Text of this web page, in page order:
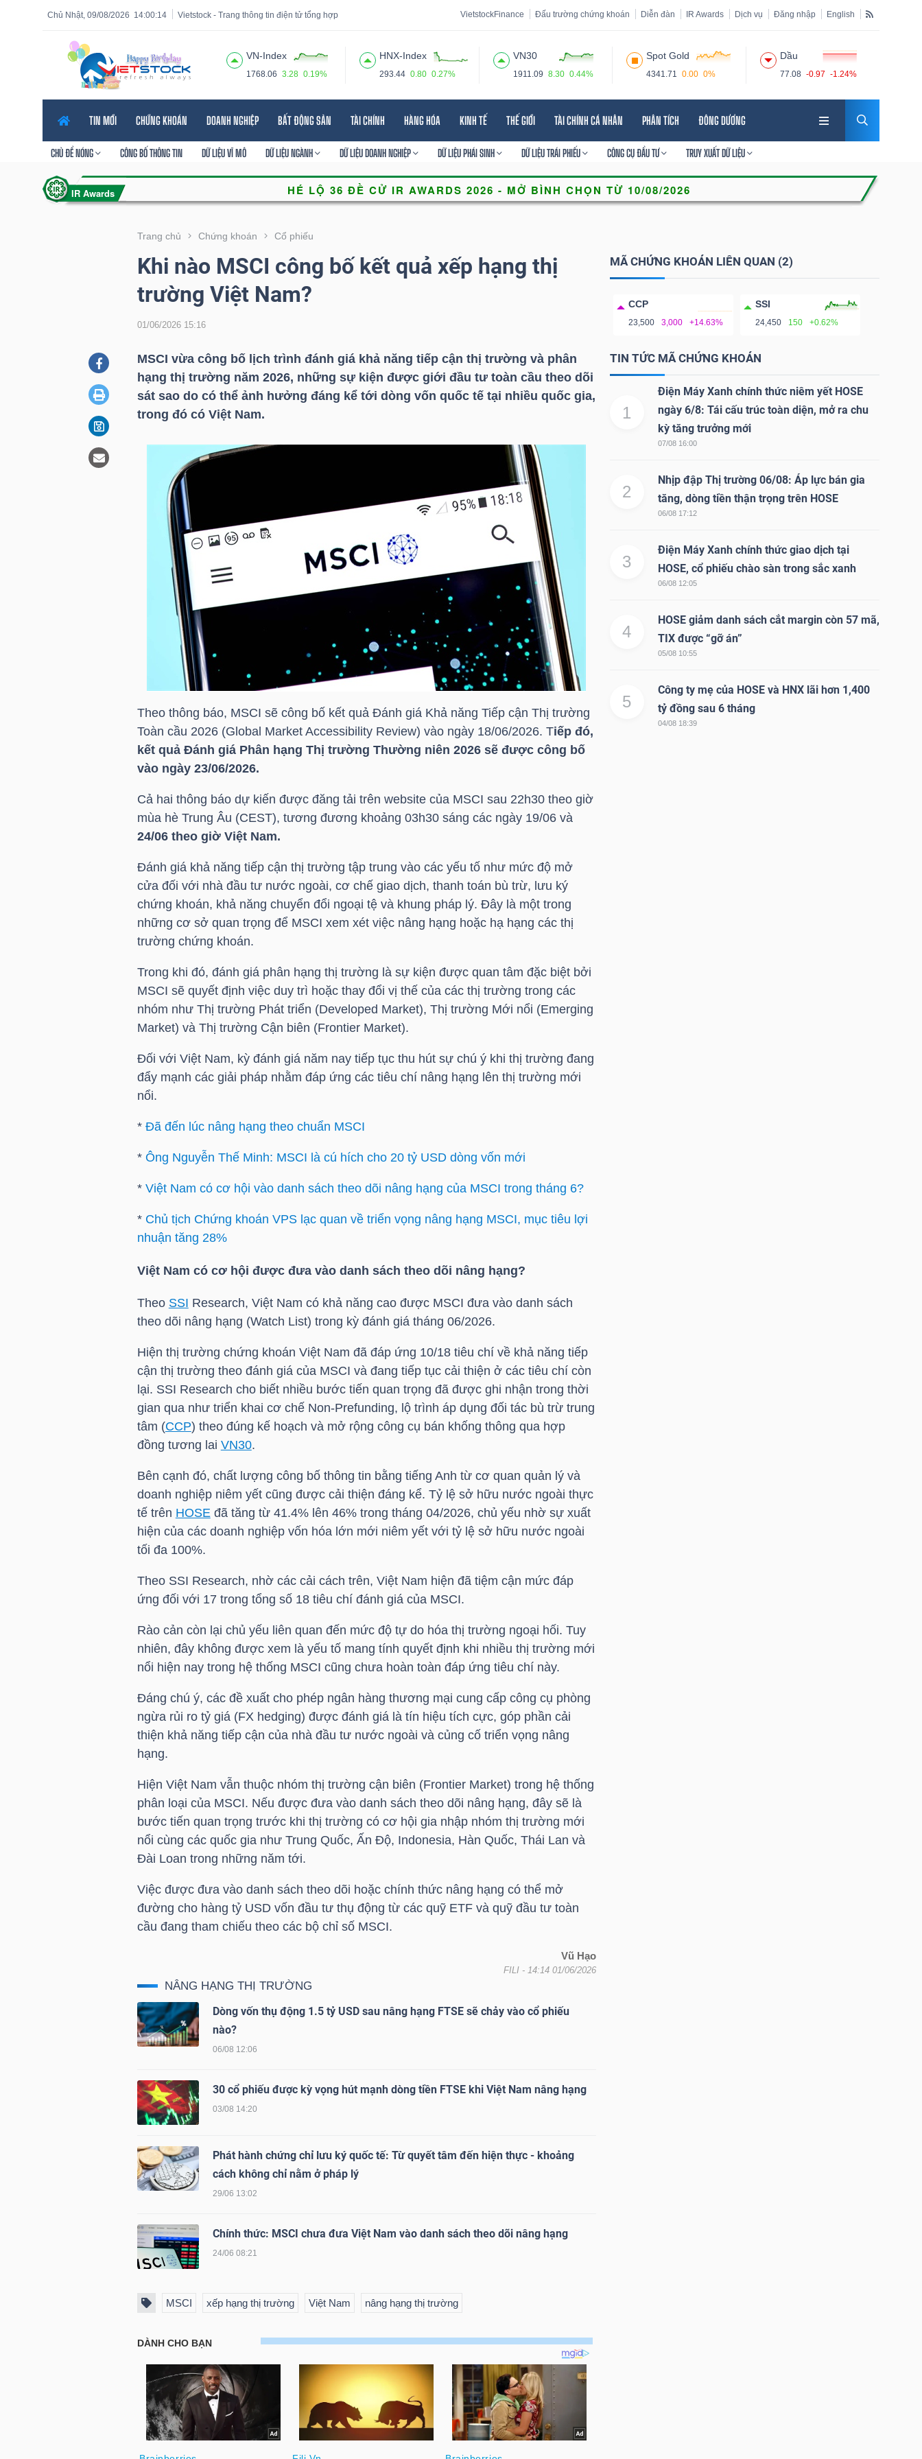
14:00:15
Chủ Nhật, 09/08/2026 Vietstock - Trang thông tin điện tử tổng hợp VietstockFinance Đấu trường chứng khoán Diễn đàn IR Awards Dịch vụ Đăng nhập English
VN-Index
1768.06 3.28 0.19%
HNX-Index
293.44 0.80 0.27%
VN30
1911.09 8.30 0.44%
Spot Gold
4341.71 0.00 0%
Dầu
77.08 -0.97 -1.24%
TIN MỚI CHỨNG KHOÁN DOANH NGHIỆP BẤT ĐỘNG SẢN TÀI CHÍNH HÀNG HÓA KINH TẾ THẾ GIỚI TÀI CHÍNH CÁ NHÂN PHÂN TÍCH ĐÔNG DƯƠNG
CHỦ ĐỀ NÓNG CÔNG BỐ THÔNG TIN DỮ LIỆU VĨ MÔ DỮ LIỆU NGÀNH DỮ LIỆU DOANH NGHIỆP DỮ LIỆU PHÁI SINH DỮ LIỆU TRÁI PHIẾU CÔNG CỤ ĐẦU TƯ TRUY XUẤT DỮ LIỆU
Trang chủ Chứng khoán Cổ phiếu
Khi nào MSCI công bố kết quả xếp hạng thị
trường Việt Nam?
01/06/2026 15:16
MSCI vừa công bố lịch trình đánh giá khả năng tiếp cận thị trường và phân
hạng thị trường năm 2026, những sự kiện được giới đầu tư toàn cầu theo dõi
sát sao do có thể ảnh hưởng đáng kể tới dòng vốn quốc tế tại nhiều quốc gia,
trong đó có Việt Nam.
Theo thông báo, MSCI sẽ công bố kết quả Đánh giá Khả năng Tiếp cận Thị trường
Toàn cầu 2026 (Global Market Accessibility Review) vào ngày 18/06/2026. Tiếp đó,
kết quả Đánh giá Phân hạng Thị trường Thường niên 2026 sẽ được công bố
vào ngày 23/06/2026.
Cả hai thông báo dự kiến được đăng tải trên website của MSCI sau 22h30 theo giờ
mùa hè Trung Âu (CEST), tương đương khoảng 03h30 sáng các ngày 19/06 và
24/06 theo giờ Việt Nam.
Đánh giá khả năng tiếp cận thị trường tập trung vào các yếu tố như mức độ mở
cửa đối với nhà đầu tư nước ngoài, cơ chế giao dịch, thanh toán bù trừ, lưu ký
chứng khoán, khả năng chuyển đổi ngoại tệ và khung pháp lý. Đây là một trong
những cơ sở quan trọng để MSCI xem xét việc nâng hạng hoặc hạ hạng các thị
trường chứng khoán.
Trong khi đó, đánh giá phân hạng thị trường là sự kiện được quan tâm đặc biệt bởi
MSCI sẽ quyết định việc duy trì hoặc thay đổi vị thế của các thị trường trong các
nhóm như Thị trường Phát triển (Developed Market), Thị trường Mới nổi (Emerging
Market) và Thị trường Cận biên (Frontier Market).
Đối với Việt Nam, kỳ đánh giá năm nay tiếp tục thu hút sự chú ý khi thị trường đang
đẩy mạnh các giải pháp nhằm đáp ứng các tiêu chí nâng hạng lên thị trường mới
nổi.
* Đã đến lúc nâng hạng theo chuẩn MSCI
* Ông Nguyễn Thế Minh: MSCI là cú hích cho 20 tỷ USD dòng vốn mới
* Việt Nam có cơ hội vào danh sách theo dõi nâng hạng của MSCI trong tháng 6?
* Chủ tịch Chứng khoán VPS lạc quan về triển vọng nâng hạng MSCI, mục tiêu lợi
nhuận tăng 28%
Việt Nam có cơ hội được đưa vào danh sách theo dõi nâng hạng?
Theo SSI Research, Việt Nam có khả năng cao được MSCI đưa vào danh sách
theo dõi nâng hạng (Watch List) trong kỳ đánh giá tháng 06/2026.
Hiện thị trường chứng khoán Việt Nam đã đáp ứng 10/18 tiêu chí về khả năng tiếp
cận thị trường theo đánh giá của MSCI và đang tiếp tục cải thiện ở các tiêu chí còn
lại. SSI Research cho biết nhiều bước tiến quan trọng đã được ghi nhận trong thời
gian qua như triển khai cơ chế Non-Prefunding, lộ trình áp dụng đối tác bù trừ trung
tâm (CCP) theo đúng kế hoạch và mở rộng công cụ bán khống thông qua hợp
đồng tương lai VN30.
Bên cạnh đó, chất lượng công bố thông tin bằng tiếng Anh từ cơ quan quản lý và
doanh nghiệp niêm yết cũng được cải thiện đáng kể. Tỷ lệ sở hữu nước ngoài thực
tế trên HOSEđã tăng từ 41.4% lên 46% trong tháng 04/2026, chủ yếu nhờ sự xuất
hiện của các doanh nghiệp vốn hóa lớn mới niêm yết với tỷ lệ sở hữu nước ngoài
tối đa 100%.
Theo SSI Research, nhờ các cải cách trên, Việt Nam hiện đã tiệm cận mức đáp
ứng đối với 17 trong tổng số 18 tiêu chí đánh giá của MSCI.
Rào cản còn lại chủ yếu liên quan đến mức độ tự do hóa thị trường ngoại hối. Tuy
nhiên, đây không được xem là yếu tố mang tính quyết định khi nhiều thị trường mới
nổi hiện nay trong hệ thống MSCI cũng chưa hoàn toàn đáp ứng tiêu chí này.
Đáng chú ý, các đề xuất cho phép ngân hàng thương mại cung cấp công cụ phòng
ngừa rủi ro tỷ giá (FX hedging) được đánh giá là tín hiệu tích cực, góp phần cải
thiện khả năng tiếp cận của nhà đầu tư nước ngoài và củng cố triển vọng nâng
hạng.
Hiện Việt Nam vẫn thuộc nhóm thị trường cận biên (Frontier Market) trong hệ thống
phân loại của MSCI. Nếu được đưa vào danh sách theo dõi nâng hạng, đây sẽ là
bước tiến quan trọng trước khi thị trường có cơ hội gia nhập nhóm thị trường mới
nổi cùng các quốc gia như Trung Quốc, Ấn Độ, Indonesia, Hàn Quốc, Thái Lan và
Đài Loan trong những năm tới.
Việc được đưa vào danh sách theo dõi hoặc chính thức nâng hạng có thể mở
đường cho hàng tỷ USD vốn đầu tư thụ động từ các quỹ ETF và quỹ đầu tư toàn
cầu đang tham chiếu theo các bộ chỉ số MSCI.
Vũ Hạo
FILI - 14:14 01/06/2026
NÂNG HẠNG THỊ TRƯỜNG
Dòng vốn thụ động 1.5 tỷ USD sau nâng hạng FTSE sẽ chảy vào cổ phiếu
nào?
06/08 12:06
30 cổ phiếu được kỳ vọng hút mạnh dòng tiền FTSE khi Việt Nam nâng hạng
03/08 14:20
Phát hành chứng chỉ lưu ký quốc tế: Từ quyết tâm đến hiện thực - khoảng
cách không chỉ nằm ở pháp lý
29/06 13:02
Chính thức: MSCI chưa đưa Việt Nam vào danh sách theo dõi nâng hạng
24/06 08:21
MSCI xếp hạng thị trường Việt Nam nâng hạng thị trường
MÃ CHỨNG KHOÁN LIÊN QUAN (2)
CCP
23,500 3,000 +14.63%
SSI
24,450 150 +0.62%
TIN TỨC MÃ CHỨNG KHOÁN
1
Điện Máy Xanh chính thức niêm yết HOSE
ngày 6/8: Tái cấu trúc toàn diện, mở ra chu
kỳ tăng trưởng mới
07/08 16:00
2
Nhịp đập Thị trường 06/08: Áp lực bán gia
tăng, dòng tiền thận trọng trên HOSE
06/08 17:12
3
Điện Máy Xanh chính thức giao dịch tại
HOSE, cổ phiếu chào sàn trong sắc xanh
06/08 12:05
4
HOSE giảm danh sách cắt margin còn 57 mã,
TIX được “gỡ án”
05/08 10:55
5
Công ty mẹ của HOSE và HNX lãi hơn 1,400
tỷ đồng sau 6 tháng
04/08 18:39
Tính năng
năng
VIETSTOCK